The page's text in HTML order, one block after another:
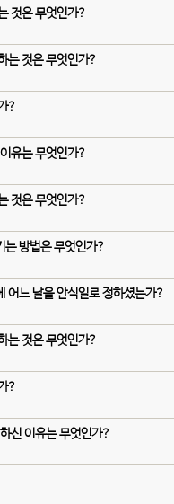
것은 무엇인가?
는 것은 무엇인가?
?
유는 무엇인가?
것은 무엇인가?
방법은 무엇인가?
느 날을 안식일로 정하셨는가?
는 것은 무엇인가?
?
신 이유는 무엇인가?